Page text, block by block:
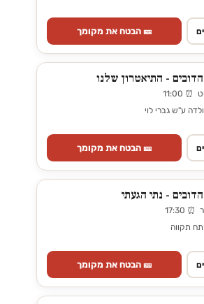
🎫 הבטח את מקומך
- התיאטרון שלנו
ע"ש גברי לוי
🎫 הבטח את מקומך
- נתי הגעתי
תקווה
🎫 הבטח את מקומך